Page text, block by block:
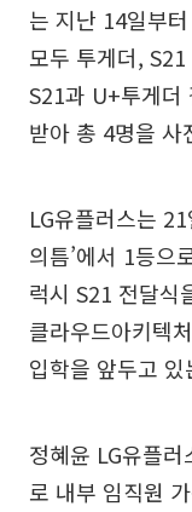
는 지난 14일부
모두 투게더,
S21과 U+투게더
받아 총 4명을 사
LG유플러스는
의틈’에서 1등으
럭시 S21 전달식
클라우드아키텍
입학을 앞두고
정혜윤 LG유플
로 내부 임직원